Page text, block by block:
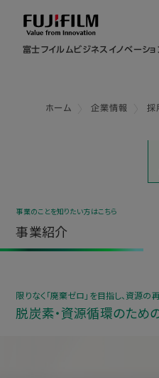
富士フイルムビジネスイノベーショ
ホーム 企業情報 採
事業のことを知りたい方はこちら
事業紹介
限りなく「廃棄ゼロ」を目指し、資源の
脱炭素・資源循環のため